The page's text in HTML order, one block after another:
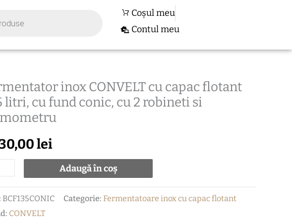
Coșul meu
Contul meu
inox CONVELT cu capac flotant
litri, cu fund conic, cu 2 robineti si
lei
Adaugă în coș
BCF135CONIC Categorie: Fermentatoare inox cu capac flotant
CONVELT